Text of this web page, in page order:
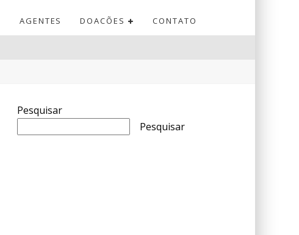
AGENTES DOACÕES CONTATO
Pesquisar
Pesquisar